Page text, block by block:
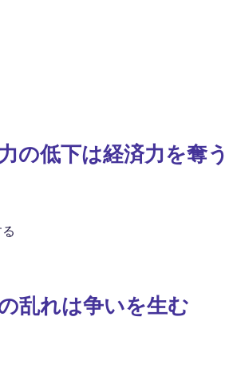
の低下は経済力を奪う
乱れは争いを生む